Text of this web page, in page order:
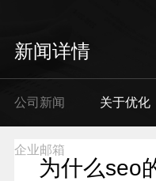
新闻详情
公司新闻 关于优化
企业邮箱
为什么seo